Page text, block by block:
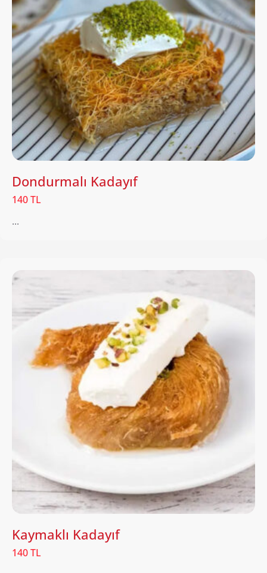
Dondurmalı Kadayıf
140 TL
...
Kaymaklı Kadayıf
140 TL